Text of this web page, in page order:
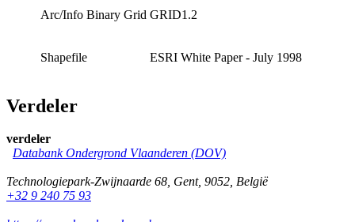
Arc/Info Binary Grid GRID1.2
Shapefile ESRI White Paper - July 1998
Verdeler
verdeler
Databank Ondergrond Vlaanderen (DOV)
Technologiepark-Zwijnaarde 68, Gent, 9052, België
+32 9 240 75 93